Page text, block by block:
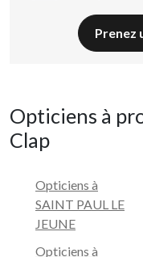
Prenez
Opticiens à
Clap
Opticiens à
SAINT PAUL LE
JEUNE
Opticiens à